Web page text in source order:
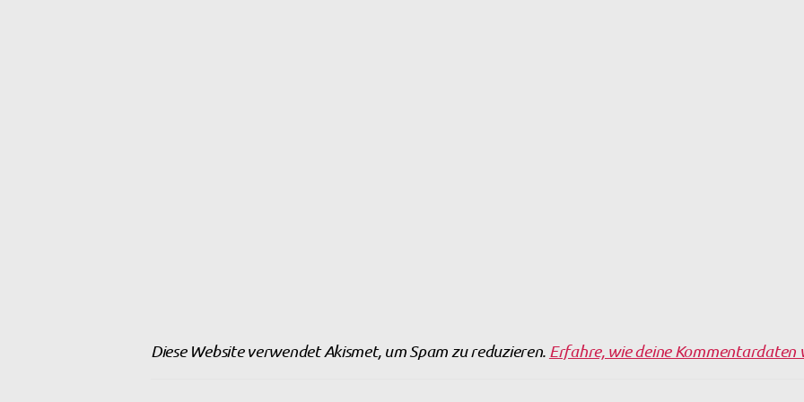
Diese Website verwendet Akismet, um Spam zu reduzieren. Erfahre, wie deine Kommentardaten